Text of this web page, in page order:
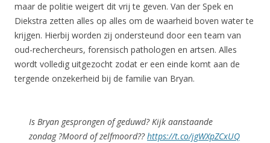
maar de politie weigert dit vrij te geven. Van der Spek en
Diekstra zetten alles op alles om de waarheid boven water te
krijgen. Hierbij worden zij ondersteund door een team van
oud-rechercheurs, forensisch pathologen en artsen. Alles
wordt volledig uitgezocht zodat er een einde komt aan de
tergende onzekerheid bij de familie van Bryan.
Is Bryan gesprongen of geduwd? Kijk aanstaande
zondag ?Moord of zelfmoord??https://t.co/jgWXpZCxUQ